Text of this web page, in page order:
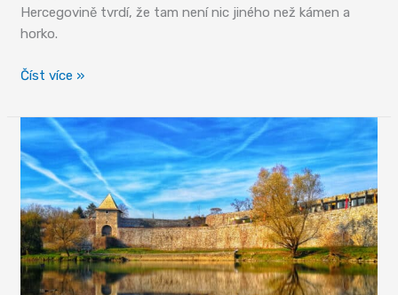
Hercegovině tvrdí, že tam není nic jiného než kámen a
horko.
Do
králů
Ramy
Číst více »